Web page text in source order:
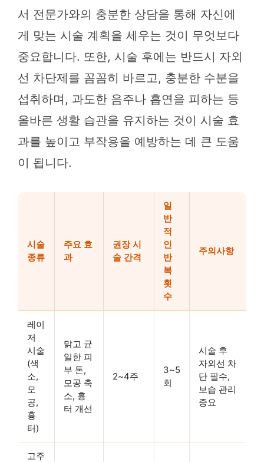
서 전문가와의 충분한 상담을 통해 자신에
게 맞는 시술 계획을 세우는 것이 무엇보다
중요합니다. 또한, 시술 후에는 반드시 자외
선 차단제를 꼼꼼히 바르고, 충분한 수분을
섭취하며, 과도한 음주나 흡연을 피하는 등
올바른 생활 습관을 유지하는 것이 시술 효
과를 높이고 부작용을 예방하는 데 큰 도움
이 됩니다.
시술
종류
주요 효
과
권장 시
술 간격
일
반
적
인
반
복
횟
수
주의사항
레이
저
시술
(색
소,
모
공,
흉
터)
맑고 균
일한 피
부 톤,
모공 축
소, 흉
터 개선
2~4주
3~5
회
시술 후
자외선 차
단 필수,
보습 관리
중요
고주